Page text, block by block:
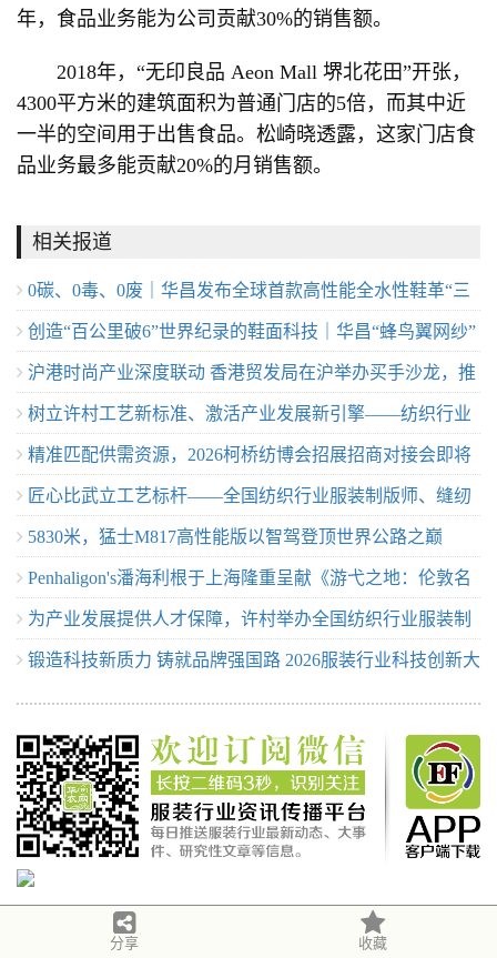
年，食品业务能为公司贡献30%的销售额。
2018年，“无印良品 Aeon Mall 堺北花田”开张，
4300平方米的建筑面积为普通门店的5倍，而其中近
一半的空间用于出售食品。松崎晓透露，这家门店食
品业务最多能贡献20%的月销售额。
相关报道
0碳、0毒、0废｜华昌发布全球首款高性能全水性鞋革“三
零生态皮”
创造“百公里破6”世界纪录的鞋面科技｜华昌“蜂鸟翼网纱”
定义极致轻量
沪港时尚产业深度联动 香港贸发局在沪举办买手沙龙，推
动业界交流
树立许村工艺新标准、激活产业发展新引擎——纺织行业
服装制版师/缝纫工（服装制作工）职业技能竞赛许村选拔
赛圆满收官！
精准匹配供需资源，2026柯桥纺博会招展招商对接会即将
举行！
匠心比武立工艺标杆——全国纺织行业服装制版师、缝纫
工技能竞赛许村选拔赛开赛
5830米，猛士M817高性能版以智驾登顶世界公路之巅
Penhaligon's潘海利根于上海隆重呈献《游弋之地：伦敦名
流录》主题展览 致敬肖像兽首系列十周年传奇篇章
为产业发展提供人才保障，许村举办全国纺织行业服装制
版师/缝纫工职业技能竞赛选拔赛
锻造科技新质力 铸就品牌强国路 2026服装行业科技创新大
会在杭州临平召开
分享 收藏